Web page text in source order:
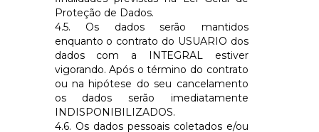
Proteção de Dados.
4.5. Os dados serão mantidos
enquanto o contrato do USUARIO dos
dados com a INTEGRAL
estiver
vigorando. Após o término do contrato
ou na hipótese do seu cancelamento
os dados serão imediatamente
INDISPONIBILIZADOS.
4.6. Os dados pessoais coletados e/ou